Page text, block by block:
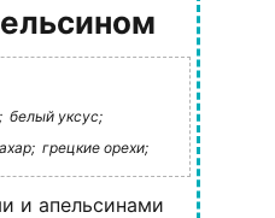
белый уксус;
грецкие орехи;
и апельсинами